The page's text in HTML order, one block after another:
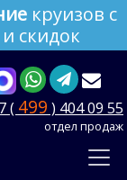
круизов с
скидок
( 499 ) 404 09 55
отдел продаж